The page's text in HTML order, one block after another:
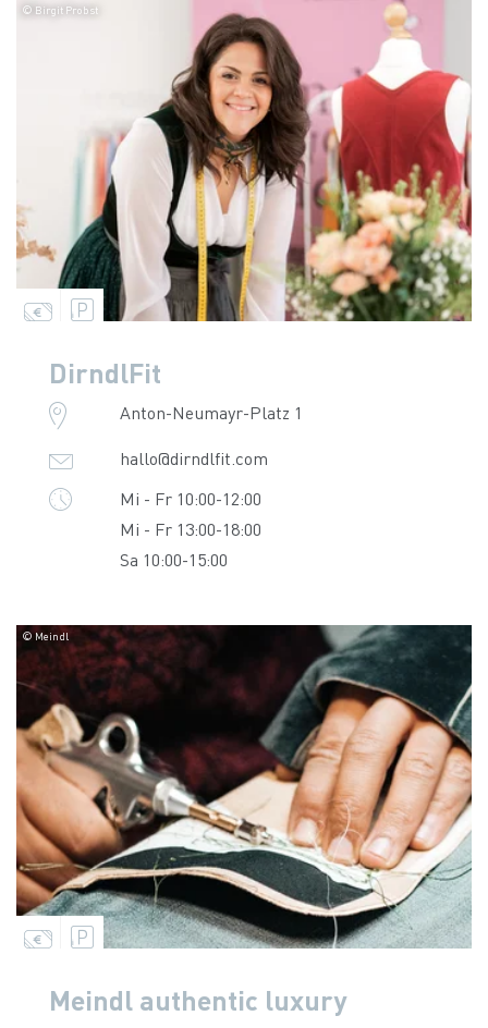
© Birgit Probst
DirndlFit
Anton-Neumayr-Platz 1
hallo@dirndlfit.com
Mi - Fr 10:00-12:00
Mi - Fr 13:00-18:00
Sa 10:00-15:00
© Meindl
Meindl authentic luxury